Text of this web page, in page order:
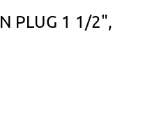
PLUG 1 1/2",